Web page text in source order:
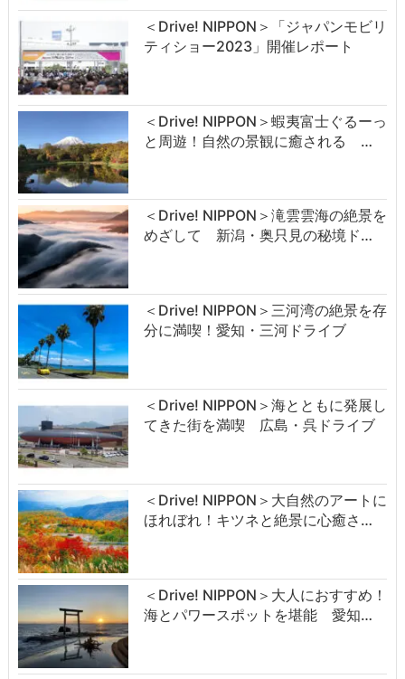
＜Drive! NIPPON＞「ジャパンモビリ
ティショー2023」開催レポート
＜Drive! NIPPON＞蝦夷富士ぐるーっ
と周遊！自然の景観に癒される …
＜Drive! NIPPON＞滝雲雲海の絶景を
めざして 新潟・奥只見の秘境ド…
＜Drive! NIPPON＞三河湾の絶景を存
分に満喫！愛知・三河ドライブ
＜Drive! NIPPON＞海とともに発展し
てきた街を満喫 広島・呉ドライブ
＜Drive! NIPPON＞大自然のアートに
ほれぼれ！キツネと絶景に心癒さ…
＜Drive! NIPPON＞大人におすすめ！
海とパワースポットを堪能 愛知…